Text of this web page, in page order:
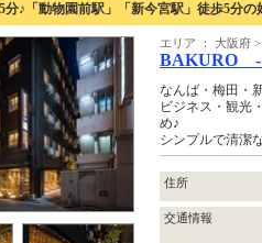
分♪「動物園前駅」「新今宮駅」徒歩5分の
エリア ： 大阪府
BAKURO
なんば・梅田・
ビジネス・観光
め♪
シンプルで清潔
住所
交通情報